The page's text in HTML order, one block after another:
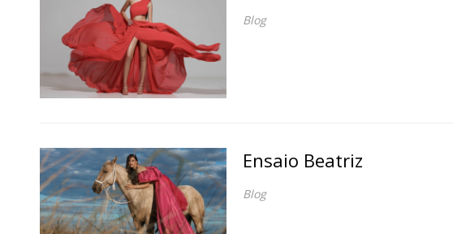
Blog
Ensaio Beatriz
Blog